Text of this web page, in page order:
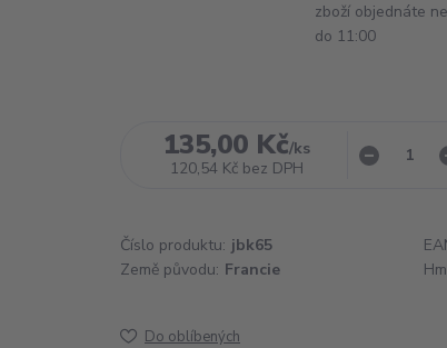
zboží objednáte
do 11:00
135,00 Kč/ks
120,54 Kč bez DPH
Číslo produktu: jbk65
Země původu: Francie
Do oblíbených